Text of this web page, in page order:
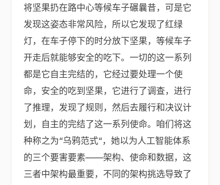
将坚果扔在路中心等候车子碾曩昔，可是它
发现这姿态非常风险，所以它发现了红绿
灯，在车子停下的时分放下坚果，等候车子
开走后就能够安全的吃下。一切的这一系列
都是它自主完结的，它经过要处理一个使
命，安全的吃到坚果，它进行了调查，进行
了推理，发现了规则，然后去履行和决议计
划，自主的完结了这一系列使命。咱们将这
种称之为“乌鸦范式“，她以为人工智能体系
的三个要害要素——架构、使命和数据，这
三者中架构最重要，不同的架构挑选导致了